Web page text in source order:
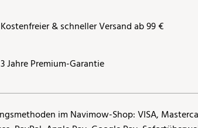
Kostenfreier & schneller Versand ab 99 €
3 Jahre Premium-Garantie